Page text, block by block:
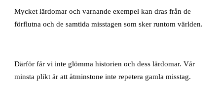
Mycket lärdomar och varnande exempel kan dras från de
förflutna och de samtida misstagen som sker runtom världen.
Därför får vi inte glömma historien och dess lärdomar. Vår
minsta plikt är att åtminstone inte repetera gamla misstag.